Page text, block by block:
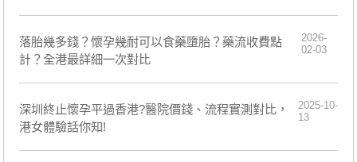
落胎幾多錢？懷孕幾耐可以食藥墮胎？藥流收費點
計？全港最詳細一次對比
2026-
02-03
深圳終止懷孕平過香港?醫院價錢、流程實測對比，
港女體驗話你知!
2025-10-
13